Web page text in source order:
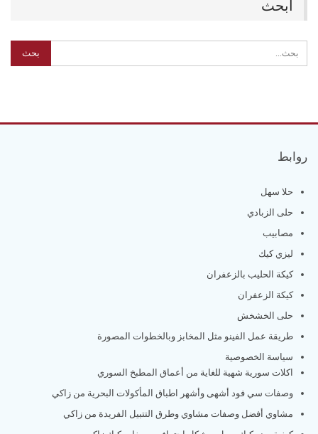
ابحث
روابط
حلا سهل
حلى الزبادي
مصابيب
ليزي كيك
كيكة الحليب بالزعفران
كيكة الزعفران
حلى الخشخش
طريقة عمل الفينو مثل المخابز وبالخطوات المصورة
سياسة الخصوصية
اكلات سورية شهية للغاية من أعماق المطبخ السوري
وصفات سي فود أشهى وأشهر اطباق المأكولات البحرية من زاكي
مشاوي أفضل وصفات مشاوي وطرق التتبيل الفريدة من زاكي